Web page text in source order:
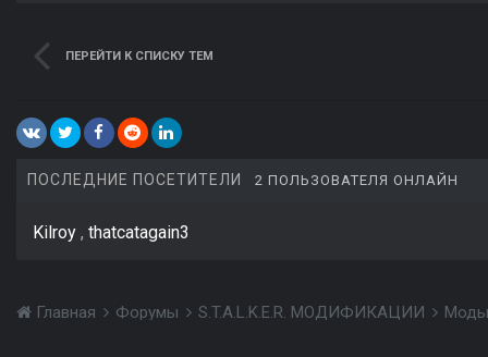
ПЕРЕЙТИ К СПИСКУ ТЕМ
ПОСЛЕДНИЕ ПОСЕТИТЕЛИ 2 ПОЛЬЗОВАТЕЛЯ ОНЛАЙН
Kilroy thatcatagain3
Главная Форумы S.T.A.L.K.E.R. МОДИФИКАЦИИ